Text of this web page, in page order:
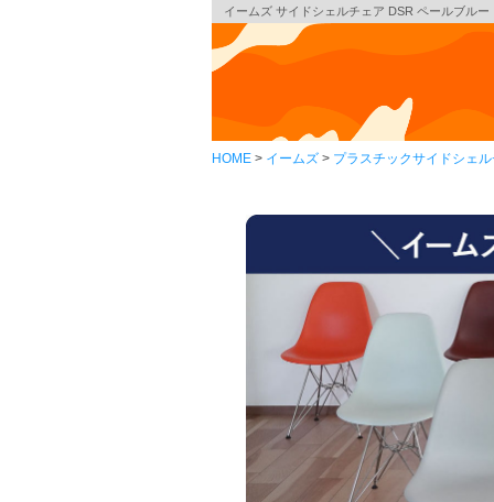
イームズ サイドシェルチェア DSR ペールブル
HOME イームズ プラスチックサイドシェ